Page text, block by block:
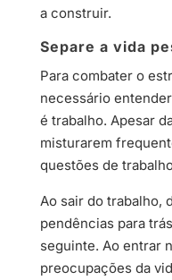
a construir.
Separe a vida
Para combater o
necessário
é trabalho. Apesar
misturarem
questões de
Ao sair do trabalho,
pendências para
seguinte. Ao entrar
preocupações da